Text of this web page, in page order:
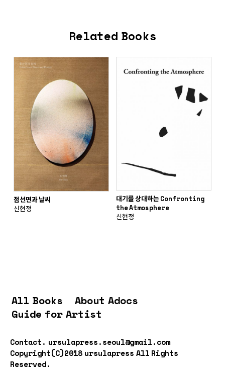
Related Books
점선면과 날씨
신현정
대기를 상대하는 Confronting
the Atmosphere
신현정
All Books
About Adocs
Guide for Artist
Contact. ursulapress.seoul@gmail.com
Copyright(C)2018 ursulapress All Rights
Reserved.